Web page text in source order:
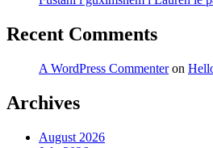
Recent Comments
A WordPress Commenteron
Archives
August 2026